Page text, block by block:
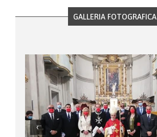
GALLERIA FOTOGRAFICA